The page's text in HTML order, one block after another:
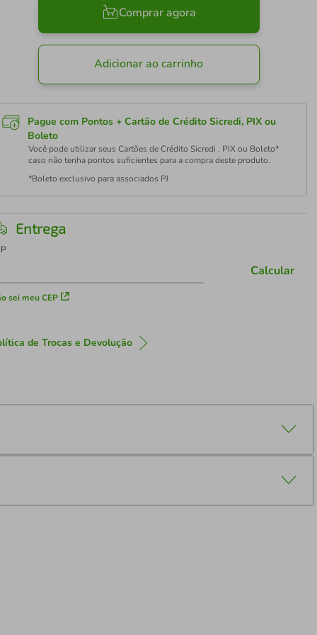
Comprar agora
Adicionar ao carrinho
Pague com Pontos + Cartão de Crédito Sicredi, PIX ou
Boleto
Você pode utilizar seus Cartões de Crédito Sicredi , PIX ou Boleto*
caso não tenha pontos suficientes para a compra deste produto.
*Boleto exclusivo para associados PJ
Entrega
sei meu CEP
Calcular
de Trocas e Devolução